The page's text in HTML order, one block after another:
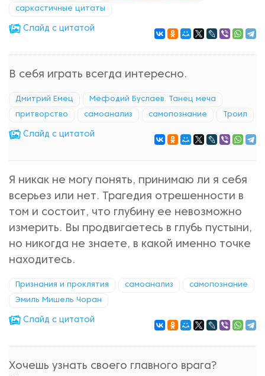
саркастичные цитаты
Cлайд с цитатой
В себя играть всегда интересно.
Дмитрий Емец Мефодий Буслаев. Танец меча
притворство самоанализ самопознание Троил
Cлайд с цитатой
Я никак не могу понять, принимаю ли я себя
всерьез или нет. Трагедия отрешенности в
том и состоит, что глубину ее невозможно
измерить. Вы продвигаетесь в глубь пустыни,
но никогда не знаете, в какой именно точке
находитесь.
Признания и проклятия самоанализ самопознание
Эмиль Мишель Чоран
Cлайд с цитатой
Хочешь узнать своего главного врага?